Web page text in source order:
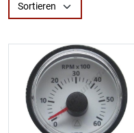
Sortieren